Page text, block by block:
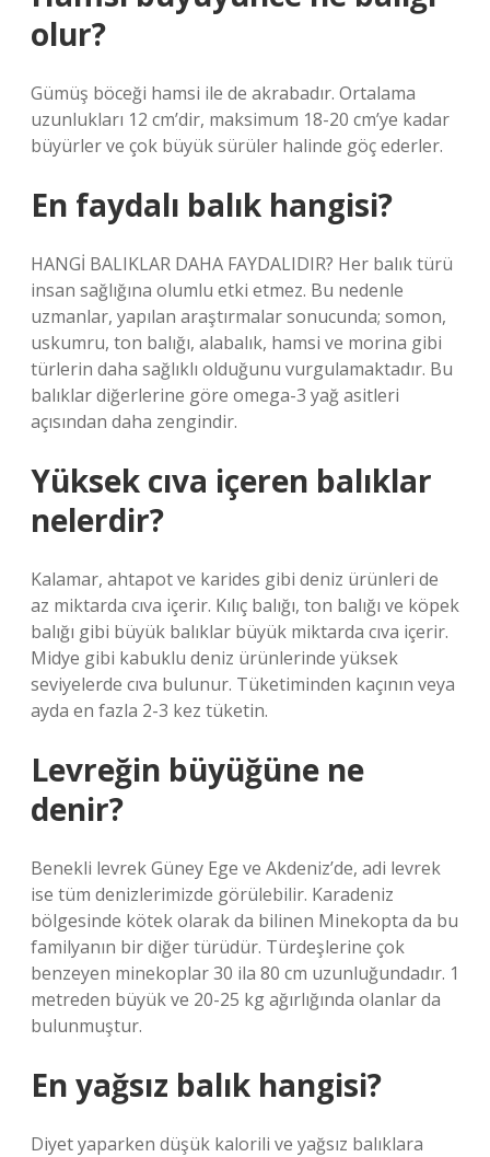
olur?
Gümüş böceği hamsi ile de akrabadır. Ortalama
uzunlukları 12 cm’dir, maksimum 18-20 cm’ye kadar
büyürler ve çok büyük sürüler halinde göç ederler.
En faydalı balık hangisi?
HANGİ BALIKLAR DAHA FAYDALIDIR? Her balık türü
insan sağlığına olumlu etki etmez. Bu nedenle
uzmanlar, yapılan araştırmalar sonucunda; somon,
uskumru, ton balığı, alabalık, hamsi ve morina gibi
türlerin daha sağlıklı olduğunu vurgulamaktadır. Bu
balıklar diğerlerine göre omega-3 yağ asitleri
açısından daha zengindir.
Yüksek cıva içeren balıklar
nelerdir?
Kalamar, ahtapot ve karides gibi deniz ürünleri de
az miktarda cıva içerir. Kılıç balığı, ton balığı ve köpek
balığı gibi büyük balıklar büyük miktarda cıva içerir.
Midye gibi kabuklu deniz ürünlerinde yüksek
seviyelerde cıva bulunur. Tüketiminden kaçının veya
ayda en fazla 2-3 kez tüketin.
Levreğin büyüğüne ne
denir?
Benekli levrek Güney Ege ve Akdeniz’de, adi levrek
ise tüm denizlerimizde görülebilir. Karadeniz
bölgesinde kötek olarak da bilinen Minekopta da bu
familyanın bir diğer türüdür. Türdeşlerine çok
benzeyen minekoplar 30 ila 80 cm uzunluğundadır. 1
metreden büyük ve 20-25 kg ağırlığında olanlar da
bulunmuştur.
En yağsız balık hangisi?
Diyet yaparken düşük kalorili ve yağsız balıklara